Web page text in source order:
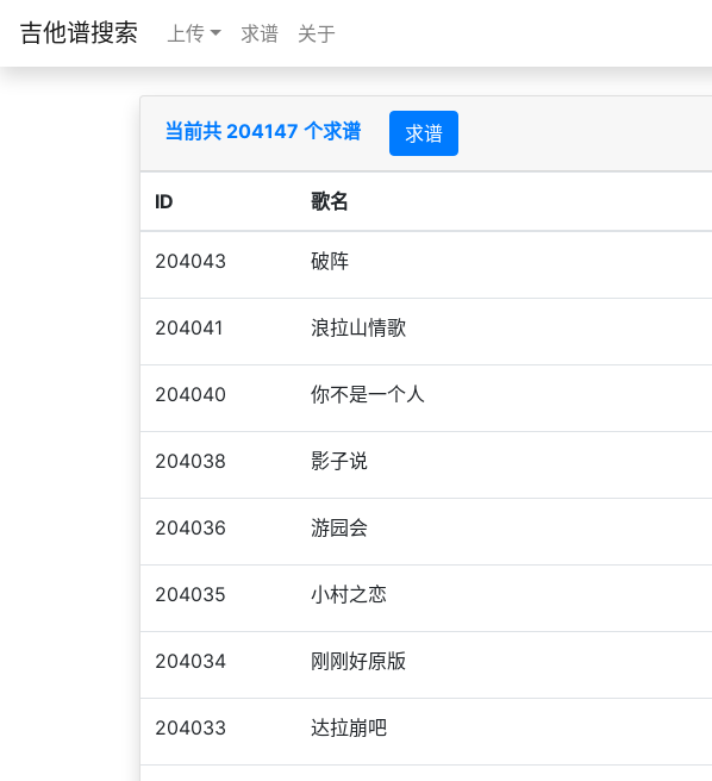
吉他谱搜索 上传 求谱 关于
当前共 204147 个求谱 求谱
ID 歌名
204043 破阵
204041 浪拉山情歌
204040 你不是一个人
204038 影子说
204036 游园会
204035 小村之恋
204034 刚刚好原版
204033 达拉崩吧